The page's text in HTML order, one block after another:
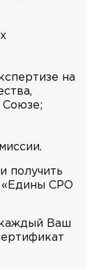
на
Союзе;
получить
«Едины СРО
каждый Ваш